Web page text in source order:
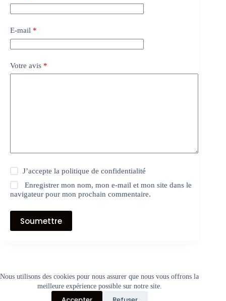
Nous utilisons des cookies pour nous assurer que nous vous offrons la
meilleure expérience possible sur notre site.
E-mail *
Votre avis *
J’accepte lapolitique de confidentialité
Enregistrer mon nom, mon e-mail et mon site dans le
navigateur pour mon prochain commentaire.
Soumettre
l’Économique. Tous droits réservés.